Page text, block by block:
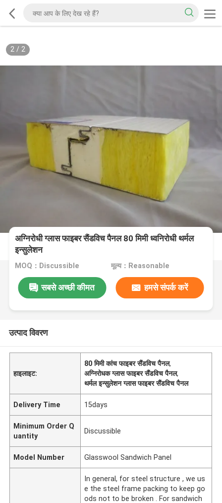
2/ 2
अग्निरोधी ग्लास फाइबर सैंडविच पैनल 80 मिमी ध्वनिरोधी थर्मल
इन्सुलेशन
MOQ：Discussible मूल्य：Reasonable
सबसे अच्छी कीमत हमसे संपर्क करें
उत्पाद विवरण
हाइलाइट:
80 मिमी कांच फाइबर सैंडविच पैनल,
अग्निरोधक ग्लास फाइबर सैंडविच पैनल,
थर्मल इन्सुलेशन ग्लास फाइबर सैंडविच पैनल
Delivery Time 15days
Minimum Order Q
uantity
Discussible
Model Number Glasswool Sandwich Panel
In general, for steel structure , we us
e the steel frame packing to keep go
ods not to be broken . For sandwich